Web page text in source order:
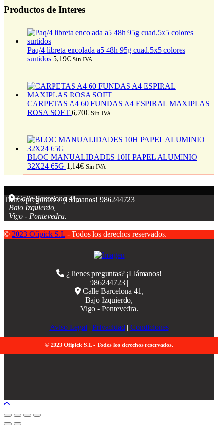
Productos de Interes
Paq/4 libreta encolada a5 48h 95g cuad.5x5 colores
surtidos 5,19€ Sin IVA
CARPETAS A4 60 FUNDAS A4 ESPIRAL MAXIPLAS
ROSA SOFT 6,70€ Sin IVA
BLOC MANUALIDADES 10H PAPEL ALUMINIO
32X24 65G 1,14€ Sin IVA
Tienes preguntas ? ¡Llámanos! 986244723
Calle Barcelona 41,
Bajo Izquierdo,
Vigo - Pontevedra.
© 2023 Ofipick S.L - Todos los derechos reservados.
¿Tienes preguntas? ¡Llámanos!
986244723 |
Calle Barcelona 41,
Bajo Izquierdo,
Vigo - Pontevedra.
Aviso Legal | Privacidad | Condiciones
© 2023 Ofipick S.L - Todos los derechos reservados.